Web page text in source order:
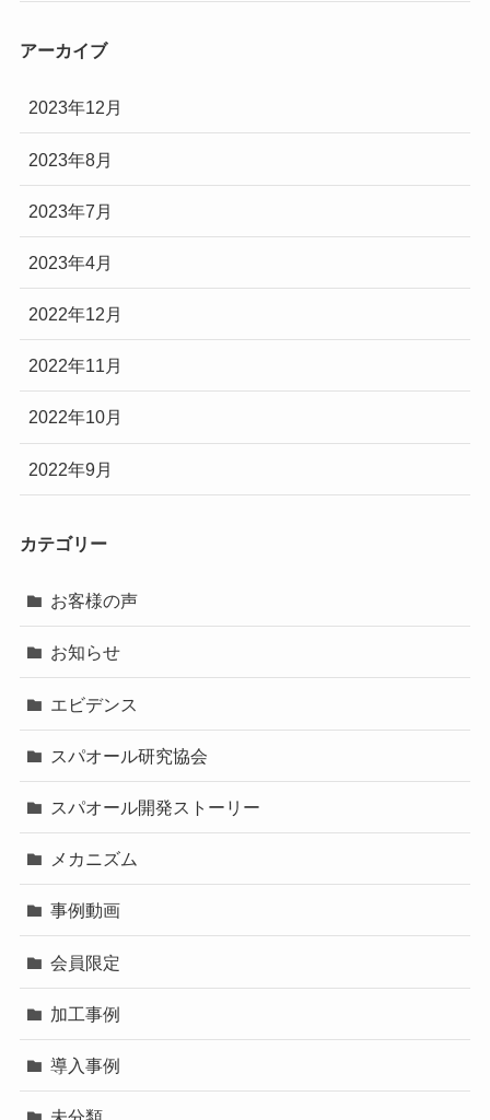
アーカイブ
2023年12月
2023年8月
2023年7月
2023年4月
2022年12月
2022年11月
2022年10月
2022年9月
カテゴリー
お客様の声
お知らせ
エビデンス
スパオール研究協会
スパオール開発ストーリー
メカニズム
事例動画
会員限定
加工事例
導入事例